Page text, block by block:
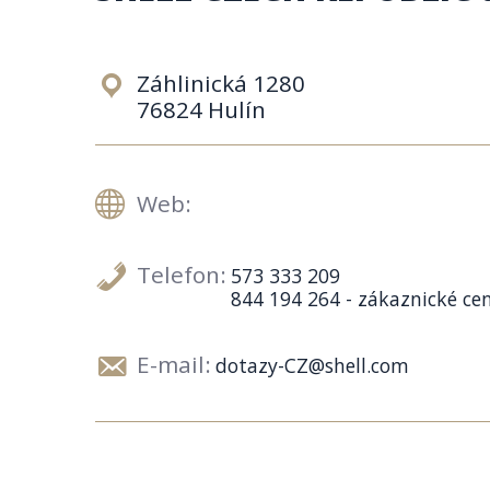
Záhlinická 1280
76824 Hulín
Web:
Telefon: 573 333 209
844 194 264 - zákaznické
E-mail: dotazy-CZ@shell.com